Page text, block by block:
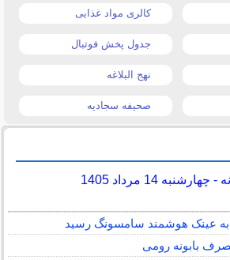
کالری مواد غذایی
جدول پخش فوتبال
نهج البلاغه
صحیفه سجادیه
14 مرداد 1405
عینک هوشمند سامسونگ رسید
بابونه رومی